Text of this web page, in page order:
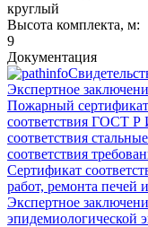
круглый
Высота комплекта, м:
9
Документация
Экспертное
Пожарный
соответствия ГОСТ
соответствия
соответствия
Сертификат
работ, ремонта печей
Экспертное
эпидемиологической